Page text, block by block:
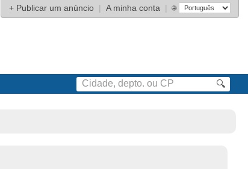
+ Publicar um anúncio | A minha conta | 🌐
🔍